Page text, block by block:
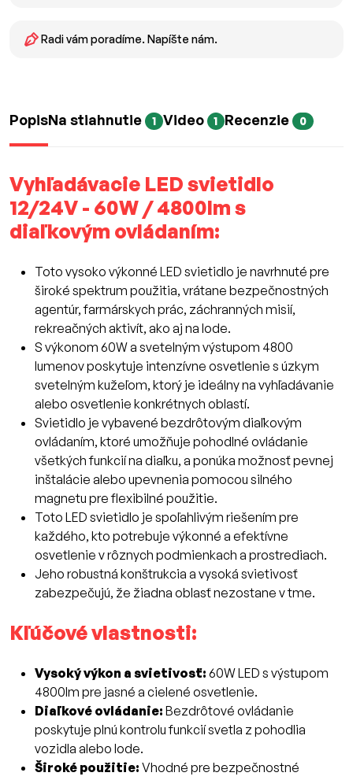
Radi vám poradíme. Napíšte nám.
PopisNa stiahnutie 1 Video 1 Recenzie 0
Vyhľadávacie LED svietidlo
12/24V - 60W / 4800lm s
diaľkovým ovládaním:
Toto vysoko výkonné LED svietidlo je navrhnuté pre
široké spektrum použitia, vrátane bezpečnostných
agentúr, farmárskych prác, záchranných misií,
rekreačných aktivít, ako aj na lode.
S výkonom 60W a svetelným výstupom 4800
lumenov poskytuje intenzívne osvetlenie s úzkym
svetelným kužeľom, ktorý je ideálny na vyhľadávanie
alebo osvetlenie konkrétnych oblastí.
Svietidlo je vybavené bezdrôtovým diaľkovým
ovládaním, ktoré umožňuje pohodlné ovládanie
všetkých funkcií na diaľku, a ponúka možnosť pevnej
inštalácie alebo upevnenia pomocou silného
magnetu pre flexibilné použitie.
Toto LED svietidlo je spoľahlivým riešením pre
každého, kto potrebuje výkonné a efektívne
osvetlenie v rôznych podmienkach a prostrediach.
Jeho robustná konštrukcia a vysoká svietivosť
zabezpečujú, že žiadna oblasť nezostane v tme.
Kľúčové vlastnosti:
Vysoký výkon a svietivosť: 60W LED s výstupom
4800lm pre jasné a cielené osvetlenie.
Diaľkové ovládanie: Bezdrôtové ovládanie
poskytuje plnú kontrolu funkcií svetla z pohodlia
vozidla alebo lode.
Široké použitie: Vhodné pre bezpečnostné